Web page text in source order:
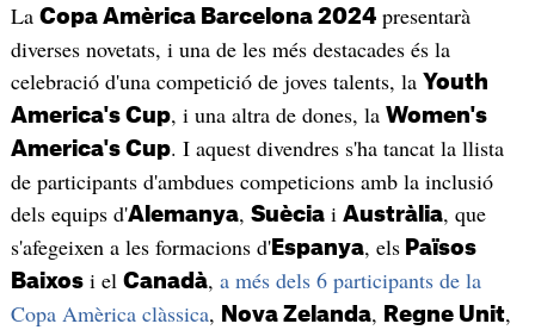
La Copa Amèrica Barcelona 2024presentarà
diverses novetats, i una de les més destacades és la
celebració d'una competició de joves talents, la Youth
America's Cup, i una altra de dones, la Women's
America's Cup. I aquest divendres s'ha tancat la llista
de participants d'ambdues competicions amb la inclusió
dels equips d'Alemanya, Suèciai Austràlia, que
s'afegeixen a les formacions d'Espanya, elsPaïsos
Baixosi el Canadà, a més dels 6 participants de la
Copa Amèrica clàssica, Nova Zelanda, Regne Unit,